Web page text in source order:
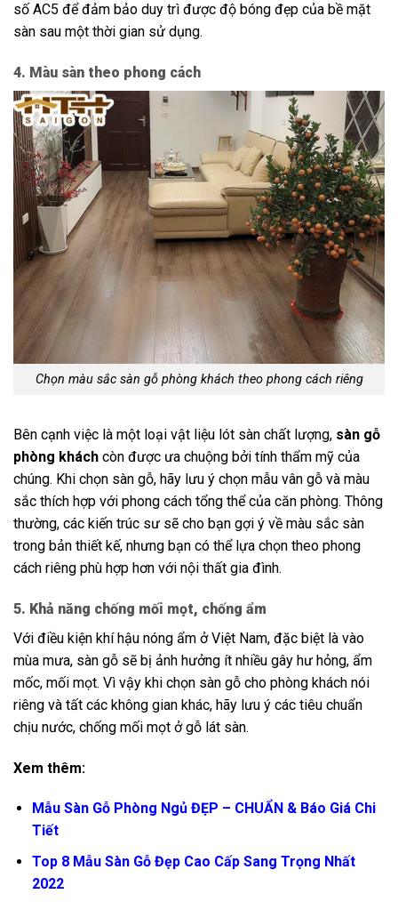
số AC5 để đảm bảo duy trì được độ bóng đẹp của bề mặt
sàn sau một thời gian sử dụng.
4. Màu sàn theo phong cách
Chọn màu sắc sàn gỗ phòng khách theo phong cách riêng
Bên cạnh việc là một loại vật liệu lót sàn chất lượng, sàn gỗ
phòng khách còn được ưa chuộng bởi tính thẩm mỹ của
chúng. Khi chọn sàn gỗ, hãy lưu ý chọn mẫu vân gỗ và màu
sắc thích hợp với phong cách tổng thể của căn phòng. Thông
thường, các kiến trúc sư sẽ cho bạn gợi ý về màu sắc sàn
trong bản thiết kế, nhưng bạn có thể lựa chọn theo phong
cách riêng phù hợp hơn với nội thất gia đình.
5. Khả năng chống mối mọt, chống ẩm
Với điều kiện khí hậu nóng ẩm ở Việt Nam, đặc biệt là vào
mùa mưa, sàn gỗ sẽ bị ảnh hưởng ít nhiều gây hư hỏng, ẩm
mốc, mối mọt. Vì vậy khi chọn sàn gỗ cho phòng khách nói
riêng và tất các không gian khác, hãy lưu ý các tiêu chuẩn
chịu nước, chống mối mọt ở gỗ lát sàn.
Xem thêm:
Mẫu Sàn Gỗ Phòng Ngủ ĐẸP – CHUẨN & Báo Giá Chi
Tiết
Top 8 Mẫu Sàn Gỗ Đẹp Cao Cấp Sang Trọng Nhất
2022